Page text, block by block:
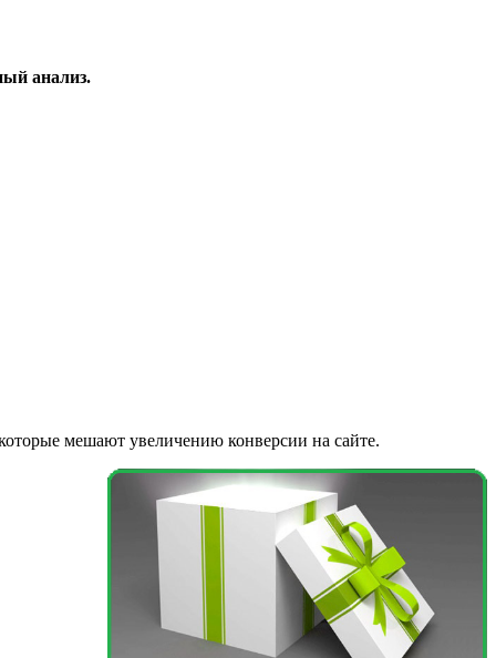
анализ.
мешают увеличению конверсии на сайте.